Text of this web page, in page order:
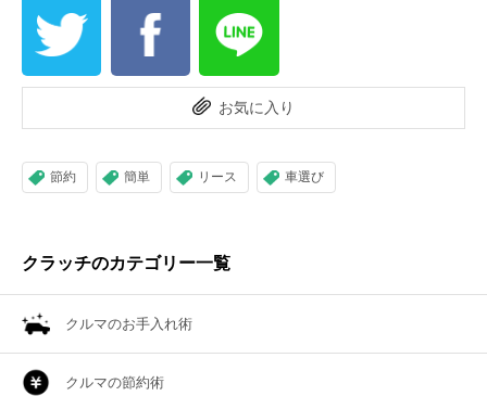
お気に入り
節約 簡単 リース 車選び
クラッチのカテゴリー一覧
クルマのお手入れ術
クルマの節約術